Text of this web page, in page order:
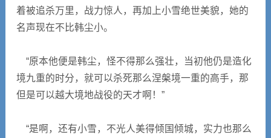
着被追杀万里，战力惊人，再加上小雪绝世美貌，她的
名声现在不比韩尘小。
“原本他便是韩尘，怪不得那么强壮，当初他仍是造化
境九重的时分，就可以杀死那么涅槃境一重的高手，那
但是可以越大境地战役的天才啊！”
“是啊，还有小雪，不光人美得倾国倾城，实力也那么